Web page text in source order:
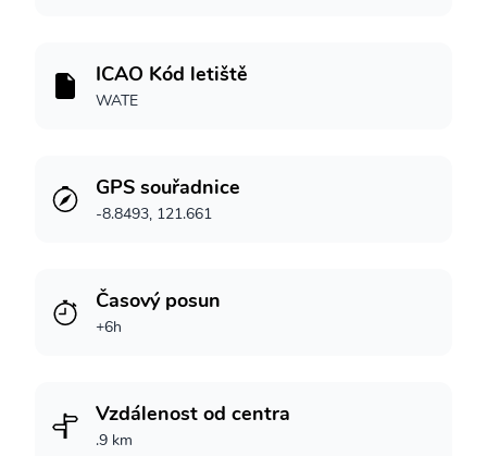
ICAO Kód letiště
WATE
GPS souřadnice
-8.8493, 121.661
Časový posun
+6h
Vzdálenost od centra
.9 km